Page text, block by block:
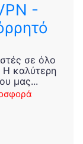
-
σε όλο
Η καλύτερη
μας...